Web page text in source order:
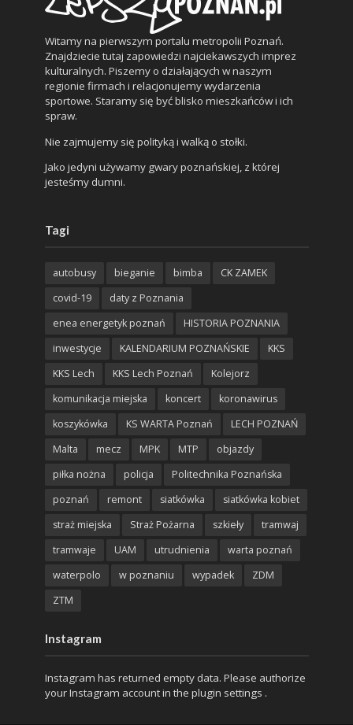
Witamy na pierwszym portalu metropolii Poznań.
Znajdziecie tutaj zapowiedzi najciekawszych imprez
kulturalnych. Piszemy o działających w naszym
regionie firmach i relacjonujemy wydarzenia
sportowe. Staramy się być blisko mieszkańców i ich
spraw.
Nie zajmujemy się polityką i walką o stołki.
Jako jedyni używamy gwary poznańskiej, z której
jesteśmy dumni.
Tagi
autobusy bieganie bimba
CK ZAMEK
covid-19
daty z Poznania
enea energetyk poznań
HISTORIA POZNANIA
inwestycje
KALENDARIUM POZNAŃSKIE
KKS
KKS Lech
KKS Lech Poznań
Kolejorz
komunikacja miejska
koncert
koronawirus
koszykówka
KS WARTA Poznań
LECH POZNAŃ
Malta
mecz MPK MTP
objazdy
piłka nożna
policja
Politechnika Poznańska
poznań
remont siatkówka
siatkówka kobiet
straż miejska
Straż Pożarna szkieły
tramwaj
tramwaje
UAM utrudnienia
warta poznań
waterpolo
w poznaniu wypadek
ZDM
ZTM
Instagram
Instagram has returned empty data. Please authorize
your Instagram account in the plugin settings .